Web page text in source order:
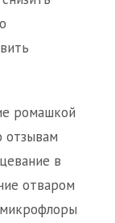
ромашкой
отзывам
в
отваром